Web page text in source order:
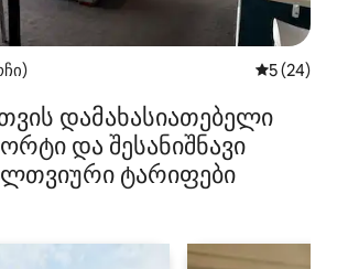
საშუალო
5 (24)
დამახასიათებელი
და შესანიშნავი
ტარიფები